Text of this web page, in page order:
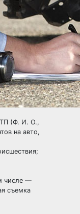
(Ф. И. О.,
на авто,
числе —
съемка